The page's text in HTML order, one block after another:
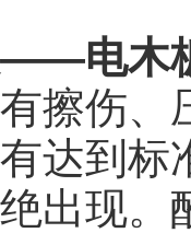
电木
擦伤、
达到
出现